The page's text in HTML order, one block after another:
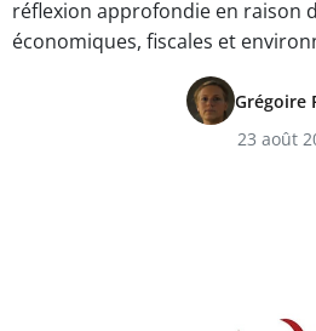
réflexion approfondie en raison
économiques, fiscales et
Grégoire
23 août